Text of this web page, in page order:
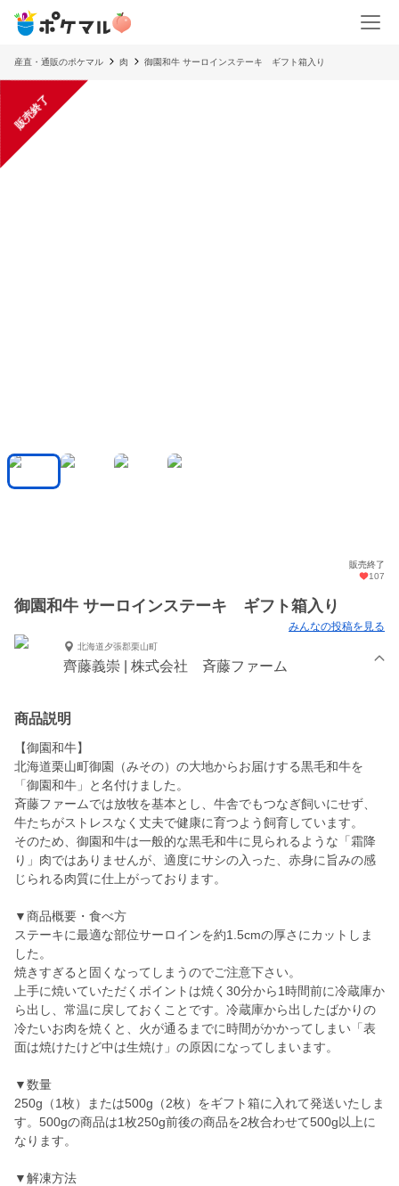
産直・通販のポケマル 肉 御園和牛 サーロインステーキ ギフト箱入り
販売終了
販売終了
107
御園和牛 サーロインステーキ ギフト箱入り
みんなの投稿を見る
北海道夕張郡栗山町
齊藤義崇 | 株式会社 斉藤ファーム
商品説明
【御園和牛】
北海道栗山町御園（みその）の大地からお届けする黒毛和牛を
「御園和牛」と名付けました。
斉藤ファームでは放牧を基本とし、牛舎でもつなぎ飼いにせず、
牛たちがストレスなく丈夫で健康に育つよう飼育しています。
そのため、御園和牛は一般的な黒毛和牛に見られるような「霜降
り」肉ではありませんが、適度にサシの入った、赤身に旨みの感
じられる肉質に仕上がっております。
▼商品概要・食べ方
ステーキに最適な部位サーロインを約1.5cmの厚さにカットしま
した。
焼きすぎると固くなってしまうのでご注意下さい。
上手に焼いていただくポイントは焼く30分から1時間前に冷蔵庫か
ら出し、常温に戻しておくことです。冷蔵庫から出したばかりの
冷たいお肉を焼くと、火が通るまでに時間がかかってしまい「表
面は焼けたけど中は生焼け」の原因になってしまいます。
▼数量
250g（1枚）または500g（2枚）をギフト箱に入れて発送いたしま
す。500gの商品は1枚250g前後の商品を2枚合わせて500g以上に
なります。
▼解凍方法